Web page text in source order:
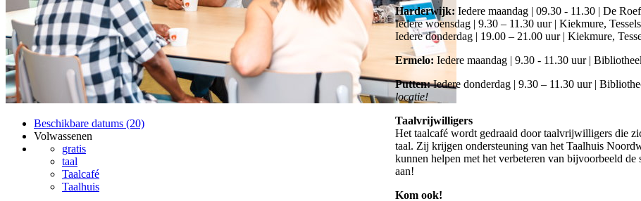
Beschikbare datums (20)
Volwassenen
gratis
taal
Taalcafé
Taalhuis
Harderwijk: Iedere maandag | 09.30 - 11.30 | De
Iedere woensdag | 9.30 – 11.30 uur | Kiekmure,
Iedere donderdag | 19.00 – 21.00 uur | Kiekmure,
Ermelo: Iedere maandag | 9.30 - 11.30 uur |
Putten:Iedere donderdag | 9.30 – 11.30 uur |
locatie!
Taalvrijwilligers
Het taalcafé wordt gedraaid door taalvrijwilligers die
taal. Zij krijgen ondersteuning van het Taalhuis
kunnen helpen met het verbeteren van bijvoorbeeld
aan!
Kom ook!